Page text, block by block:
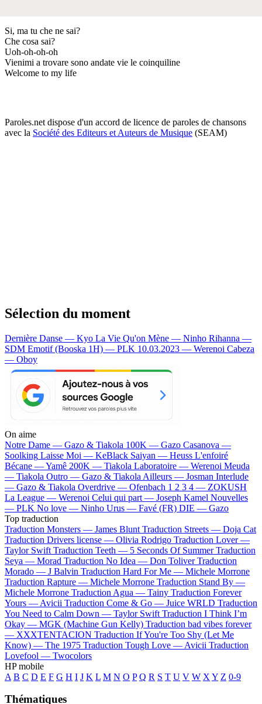
Si, ma tu che ne sai?
Che cosa sai?
Uoh-oh-oh-oh
Vienimi a trovare sono andate vie le coinquiline
Welcome to my life
Paroles.net dispose d'un accord de licence de paroles de chansons
avec la Société des Editeurs et Auteurs de Musique (SEAM)
Sélection du moment
Dernière Danse — Kyo La Vie Qu'on Mène — Ninho Rihanna —
SDM Emotif (Booska 1H) — PLK 10.03.2023 — Werenoi Cabeza
— Oboy
On aime
Notre Dame — Gazo & Tiakola 100K — Gazo Casanova —
Soolking Laisse Moi — KeBlack Saiyan — Heuss L'enfoiré
Bécane —Yamê 200K — Tiakola Laboratoire — Werenoi Meuda
— Tiakola Outro — Gazo & Tiakola Ailleurs — Josman Interlude
— Gazo & Tiakola Overdrive — Ofenbach 1 2 3 4 — ZOKUSH
La League — Werenoi Celui qui part — Joseph Kamel Nouvelles
— PLK No love — Ninho Urus — Favé (FR) DIE — Gazo
Top traduction
Traduction Monsters — James Blunt Traduction Streets — Doja Cat
Traduction Drivers license — Olivia Rodrigo Traduction Lover —
Taylor Swift Traduction Teeth — 5 Seconds Of Summer Traduction
Seya — Morad Traduction No Idea — Don Toliver Traduction
Morado — J Balvin Traduction Hard For Me — Michele Morrone
Traduction Rapture — Michele Morrone Traduction Stand By —
Michele Morrone Traduction Agua — Tainy Traduction Forever
Yours — Avicii Traduction Come & Go — Juice WRLD Traduction
You Need to Calm Down — Taylor Swift Traduction I Think I’m
Okay — MGK (Machine Gun Kelly) Traduction bad vibes forever
— XXXTENTACION Traduction If You're Too Shy (Let Me
Know) — The 1975 Traduction Tough Love — Avicii Traduction
Lovefool — Twocolors
HP mobile
A B C D E F G H I J K L M N O P Q R S T U V W X Y Z 0-9
Thématiques